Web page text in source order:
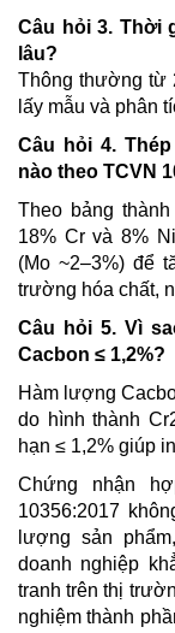
Câu hỏi 3. Thời
lâu?
Thông thường từ
lấy mẫu và phân
Câu hỏi 4.
nào theo TCVN
Theo bảng
18% Cr và 8%
(Mo ~2–3%) để
trường hóa chất,
Câu hỏi 5. Vì
Cacbon ≤ 1,2%?
Hàm lượng
do hình thành
hạn ≤ 1,2% giúp
Chứng nhận
10356:2017
lượng sản
doanh nghiệp
tranh trên thị
nghiệm thành